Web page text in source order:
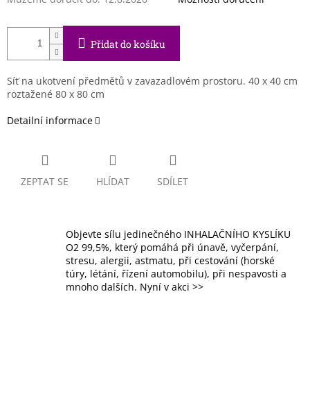
Přidat do košíku
Síť na ukotvení předmětů v zavazadlovém prostoru. 40 x 40 cm
roztažené 80 x 80 cm
Detailní informace
ZEPTAT SE HLÍDAT SDÍLET
Objevte sílu jedinečného INHALAČNÍHO KYSLÍKU
O2 99,5%, který pomáhá při únavě, vyčerpání,
stresu, alergii, astmatu, při cestování (horské
túry, létání, řízení automobilu), při nespavosti a
mnoho dalších. Nyní v akci >>